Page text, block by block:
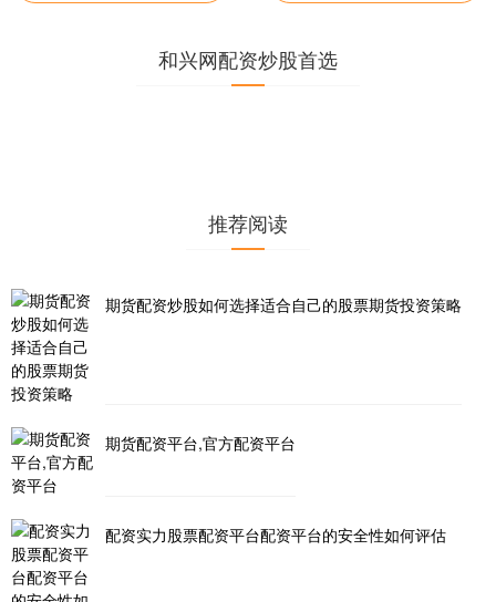
和兴网配资炒股首选
推荐阅读
期货配资炒股如何选择适合自己的股票期货投资策略
期货配资平台,官方配资平台
配资实力股票配资平台配资平台的安全性如何评估